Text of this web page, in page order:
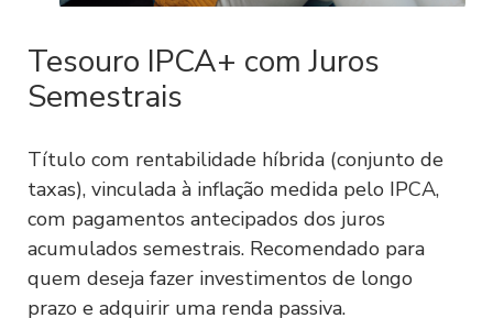
2.1. Os Sites e/ou Aplicativos podem
como de conteúdo e/ou serviços
restritos. Para que o Usuário acesse
ser necessário realizar cadastro no Site
e/ou Aplicativo, conforme as informações
solicitadas pelo Sofisa ao Usuário, as
quais podem incluir endereço de e-mail,
cópia de documentos pessoais, cópia de
documentos societários e/ou dados
Tesouro IPCA+ com Juros
Semestrais
Título com rentabilidade híbrida (conjunto de
taxas), vinculada à inflação medida pelo IPCA,
com pagamentos antecipados dos juros
acumulados semestrais. Recomendado para
quem deseja fazer investimentos de longo
prazo e adquirir uma renda passiva.